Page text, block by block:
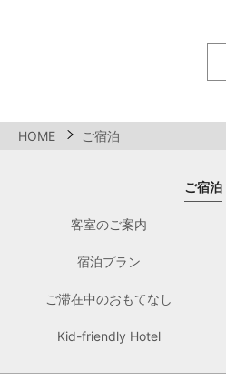
HOME ご宿泊
ご宿泊
客室のご案内
宿泊プラン
ご滞在中のおもてなし
Kid-friendly Hotel